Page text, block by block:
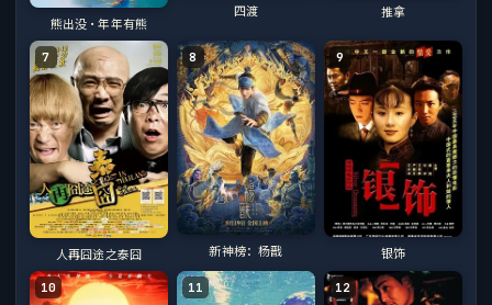
熊出没·年年有熊
四渡 推拿
7
人再囧途之泰囧
8
新神榜：杨戬
9
银饰
10 11 12